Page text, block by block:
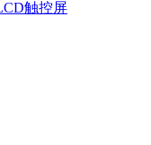
触控屏